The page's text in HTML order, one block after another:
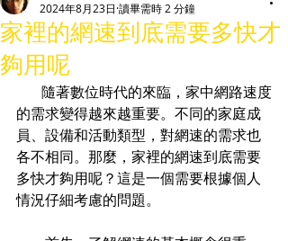
家裡的網速到底需要多快才
夠用呢
2024年8月23日 讀畢需時 2 分鐘
的需求變得越來越重要。不同的家庭成
員、設備和活動類型，對網速的需求也
各不相同。那麼，家裡的網速到底需要
多快才夠用呢？這是一個需要根據個人
情況仔細考慮的問題。